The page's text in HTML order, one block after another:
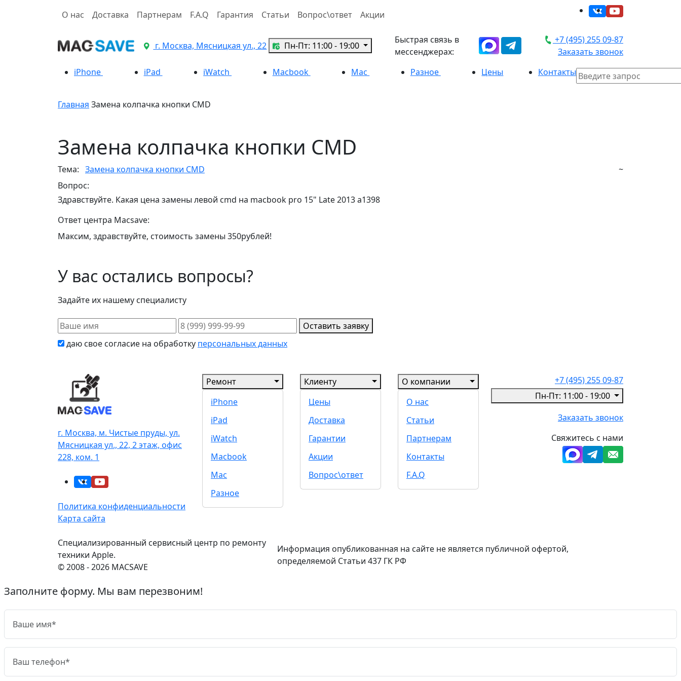
О нас Доставка Партнерам F.A.Q Гарантия Статьи Вопрос\ответ Акции
г. Москва, Мясницкая ул., 22 Пн-Пт: 11:00 - 19:00
Быстрая связь в
мессенджерах:
+7 (495) 255 09-87
Заказать звонок
iPhone
iPad iWatch Macbook Mac Разное Цены Контакты
Главная Замена колпачка кнопки CMD
Замена колпачка кнопки CMD
Тема: Замена колпачка кнопки CMD
~
Вопрос:
Здравствуйте. Какая цена замены левой cmd на macbook pro 15" Late 2013 a1398
Ответ центра Macsave:
Максим, здравствуйте, стоимость замены 350рублей!
У вас остались вопросы?
Задайте их нашему специалисту
Оставить заявку
даю свое согласие на обработку персональных данных
г. Москва, м. Чистые пруды, ул.
Мясницкая ул., 22, 2 этаж, офис
228, ком. 1
Политика конфиденциальности
Карта сайта
Ремонт
iPhone
iPad
iWatch
Macbook
Mac
Разное
Клиенту
Цены
Доставка
Гарантии
Акции
Вопрос\ответ
О компании
О нас
Статьи
Партнерам
Контакты
F.A.Q
+7 (495) 255 09-87
Пн-Пт: 11:00 - 19:00
Заказать звонок
Свяжитесь с нами
Специализированный сервисный центр по ремонту
техники Apple.
© 2008 - 2026 MACSAVE
Информация опубликованная на сайте не является публичной офертой,
определяемой Статьи 437 ГК РФ
Заполните форму. Мы вам перезвоним!